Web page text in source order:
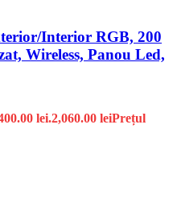
Interior RGB, 200
Wireless, Panou Led,
lei.2,060.00 leiPrețul